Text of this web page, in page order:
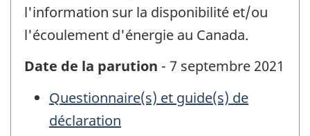
l'information sur la disponibilité et/ou
l'écoulement d'énergie au Canada.
Date de la parution - 7 septembre 2021
Questionnaire(s) et guide(s) de
déclaration